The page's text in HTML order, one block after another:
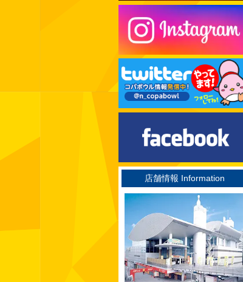
2024年09月
2024年08月
2024年07月
2024年06月
2024年05月
2024年04月
2024年03月
2024年02月
2024年01月
2023年12月
2023年11月
2023年10月
2023年09月
2023年08月
2023年07月
2023年06月
店舗情報 Information